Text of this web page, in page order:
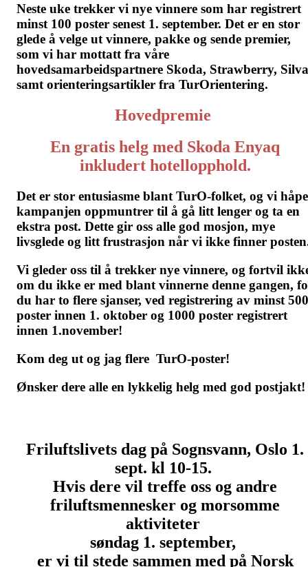
Neste uke trekker vi nye vinnere som har registrert
minst 100 poster senest 1. september. Det er en stor
glede å velge ut vinnere, pakke og sende premier,
som vi har mottatt fra våre
hovedsamarbeidspartnere Skoda, Strawberry,
samt orienteringsartikler fra TurOrientering.
Hovedpremie
En gratis helg med Skoda Enyaq
inkludert hotellopphold.
Det er stor entusiasme blant TurO-folket, og vi
kampanjen oppmuntrer til å gå litt lenger og ta en
ekstra post. Dette gir oss alle god mosjon, mye
livsglede og litt frustrasjon når vi ikke finner
Vi gleder oss til å trekker nye vinnere, og fortvil
om du ikke er med blant vinnerne denne gangen,
du har to flere sjanser, ved registrering av minst 500
poster innen 1. oktober og 1000 poster registrert
innen 1.november!
Kom deg ut og jag flere TurO-poster!
Ønsker dere alle en lykkelig helg med god postjakt!
Friluftslivets dag på Sognsvann, Oslo 1.
sept. kl 10-15.
Hvis dere vil treffe oss og andre
friluftsmennesker og morsomme
aktiviteter
søndag 1. september,
er vi til stede sammen med på Norsk